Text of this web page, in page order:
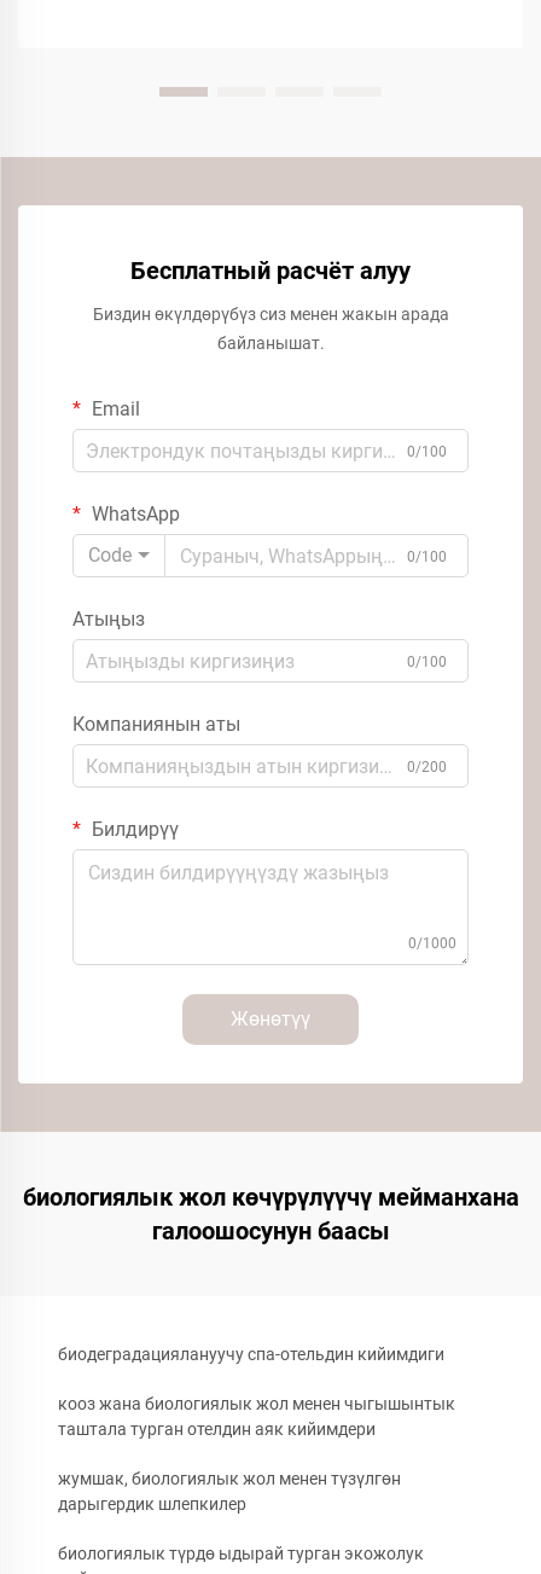
Бесплатный расчёт алуу
Биздин өкүлдөрүбүз сиз менен жакын арада
байланышат.
Email
0/100
WhatsApp
Code
0/100
Атыңыз
0/100
Компаниянын аты
0/200
Билдирүү
0/1000
Жөнөтүү
биологиялык жол көчүрүлүүчү мейманхана
галоошосунун баасы
биодеградациялануучу спа-отельдин кийимдиги
кооз жана биологиялык жол менен чыгышынтык
таштала турган отелдин аяк кийимдери
жумшак, биологиялык жол менен түзүлгөн
дарыгердик шлепкилер
биологиялык түрдө ыдырай турган экожолук